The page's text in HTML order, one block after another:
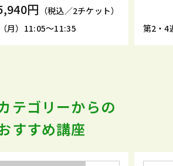
円 （税込／2チケット）
月）11:05～11:35
第2・4
テゴリーからの
すすめ講座